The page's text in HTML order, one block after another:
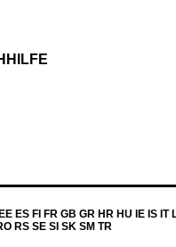
ES FI FR GB GR HR HU IE IS IT
RS SE SI SK SM TR